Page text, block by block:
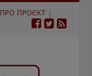
ПРО ПРОЄКТ |